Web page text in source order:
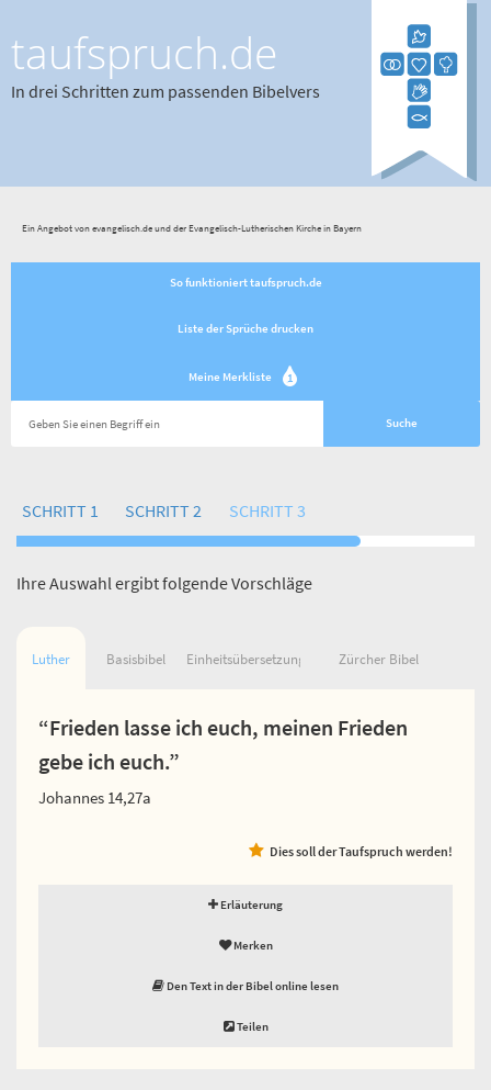
taufspruch.de
In drei Schritten zum passenden Bibelvers
Ein Angebot von evangelisch.de und der Evangelisch-Lutherischen Kirche in Bayern
So funktioniert taufspruch.de
Liste der Sprüche drucken
Meine Merkliste 1
SCHRITT 1 SCHRITT 2 SCHRITT 3
Ihre Auswahl ergibt folgende Vorschläge
Luther Basisbibel Einheitsübersetzung Zürcher Bibel
“Frieden lasse ich euch, meinen Frieden
gebe ich euch.”
Johannes 14,27a
Dies soll der Taufspruch werden!
Erläuterung
Merken
Den Text in der Bibel online lesen
Teilen